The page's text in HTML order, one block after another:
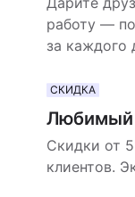
работу —
за каждого
СКИДКА
Любимый
Скидки от
клиентов.